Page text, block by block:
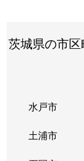
茨城県の市
水戸市
土浦市